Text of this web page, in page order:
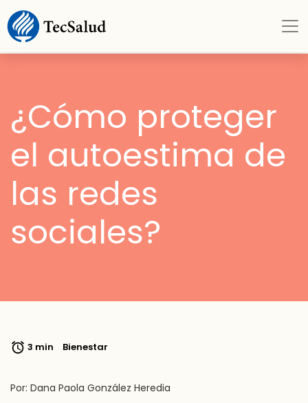
¿Cómo proteger
el autoestima de
las redes
sociales?
3 min Bienestar
Por: Dana Paola González Heredia